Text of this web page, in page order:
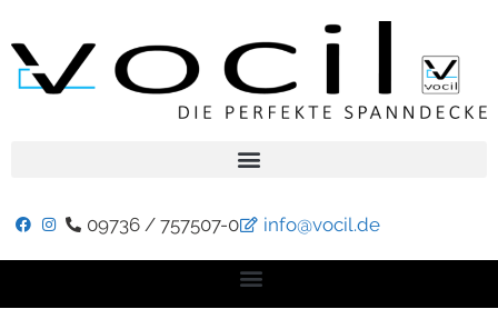
09736 / 757507-0 info@vocil.de